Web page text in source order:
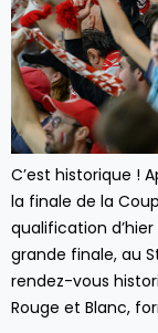
C’est historique !
la finale de la
qualification
grande finale, au
rendez-vous
Rouge et Blanc,